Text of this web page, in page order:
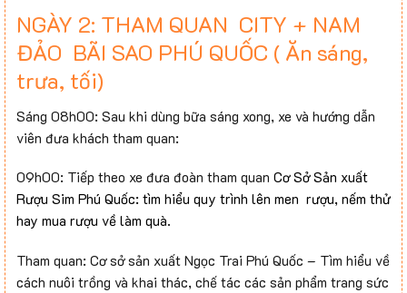
NGÀY 2: THAM QUAN CITY + NAM
ĐẢO BÃI SAO PHÚ QUỐC ( Ăn sáng,
trưa, tối)
Sáng 08h00: Sau khi dùng bữa sáng xong, xe và hướng dẫn
viên đưa khách tham quan:
09h00: Tiếp theo xe đưa đoàn tham quan Cơ Sở Sản xuất
Rượu Sim Phú Quốc: tìm hiểu quy trình lên men rượu, nếm thử
hay mua rượu về làm quà.
Tham quan: Cơ sở sản xuất Ngọc Trai Phú Quốc – Tìm hiểu về
cách nuôi trồng và khai thác, chế tác các sản phẩm trang sức